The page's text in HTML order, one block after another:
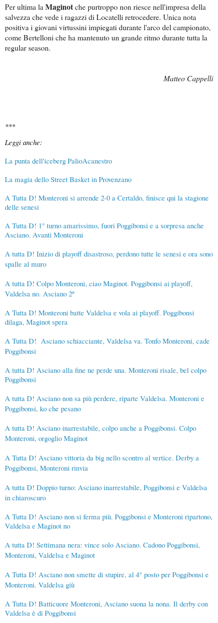
Per ultima la Maginotche purtroppo non riesce nell'impresa della
salvezza che vede i ragazzi di Locatelli retrocedere. Unica nota
positiva i giovani virtussini impiegati durante l'arco del campionato,
come Bertelloni che ha mantenuto un grande ritmo durante tutta la
regular season.
Matteo Cappelli
***
Leggi anche:
La punta dell'iceberg PalioAcanestro
La magia dello Street Basket in Provenzano
A Tutta D! Monteroni si arrende 2-0 a Certaldo, finisce qui la stagione
delle senesi
A Tutta D! 1° turno amarissimo, fuori Poggibonsi e a sorpresa anche
Asciano. Avanti Monteroni
A tutta D! Inizio di playoff disastroso, perdono tutte le senesi e ora sono
spalle al muro
A tutta D! Colpo Monteroni, ciao Maginot. Poggibonsi ai playoff,
Valdelsa no. Asciano 2º
A Tutta D! Monteroni batte Valdelsa e vola ai playoff. Poggibonsi
dilaga, Maginot spera
A Tutta D! Asciano schiacciante, Valdelsa va. Tonfo Monteroni, cade
Poggibonsi
A tutta D! Asciano alla fine ne perde una. Monteroni risale, bel colpo
Poggibonsi
A tutta D! Asciano non sa più perdere, riparte Valdelsa. Monteroni e
Poggibonsi, ko che pesano
A tutta D! Asciano inarrestabile, colpo anche a Poggibonsi. Colpo
Monteroni, orgoglio Maginot
A Tutta D! Asciano vittoria da big nello scontro al vertice. Derby a
Poggibonsi, Monteroni rinvia
A tutta D! Doppio turno: Asciano inarrestabile, Poggibonsi e Valdelsa
in chiaroscuro
A Tutta D! Asciano non si ferma più. Poggibonsi e Monteroni ripartono,
Valdelsa e Maginot no
A tutta D! Settimana nera: vince solo Asciano. Cadono Poggibonsi,
Monteroni, Valdelsa e Maginot
A Tutta D! Asciano non smette di stupire, al 4° posto per Poggibonsi e
Monteroni. Valdelsa giù
A Tutta D! Batticuore Monteroni, Asciano suona la nona. Il derby con
Valdelsa è di Poggibonsi